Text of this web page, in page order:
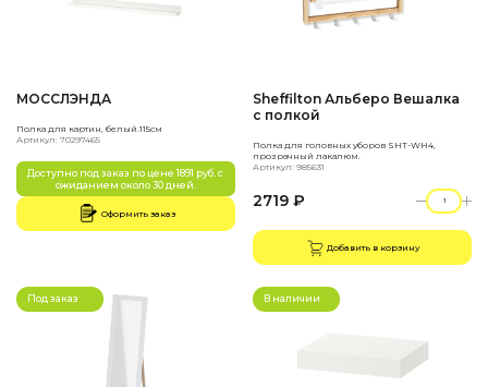
МОССЛЭНДА
Полка для картин, белый.115см
Артикул: 70297465
Доступно под заказ по цене 1891 руб. с
ожиданием около 30 дней.
Оформить заказ
Sheffilton Альберо Вешалка
с полкой
Полка для головных уборов SHT-WH4,
прозрачный лакалюм.
Артикул: 985631
2719 ₽
Добавить в корзину
Под заказ В наличии